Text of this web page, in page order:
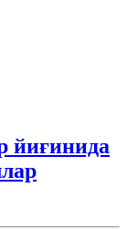
йиғинида